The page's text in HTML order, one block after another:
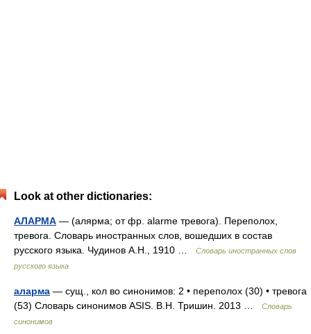
Look at other dictionaries:
АЛАРМА — (алярма; от фр. alarme тревога). Переполох,
тревога. Словарь иностранных слов, вошедших в состав
русского языка. Чудинов А.Н., 1910 …
Словарь иностранных слов
русского языка
аларма — сущ., кол во синонимов: 2 • переполох (30) • тревога
(53) Словарь синонимов ASIS. В.Н. Тришин. 2013 …
Словарь
синонимов